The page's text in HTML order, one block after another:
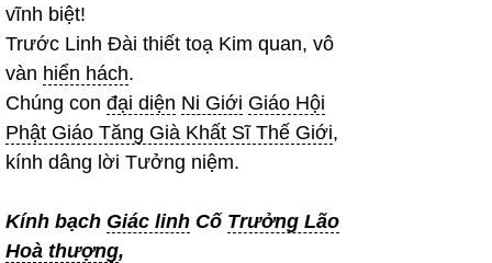
vĩnh biệt!
Trước Linh Đài thiết toạ Kim quan, vô
vàn hiển hách.
Chúng con đại diện Ni Giới Giáo Hội
Phật Giáo Tăng Già Khất Sĩ Thế Giới,
kính dâng lời Tưởng niệm.
Kính bạch Giác linh Cố Trưởng Lão
Hoà thượng,